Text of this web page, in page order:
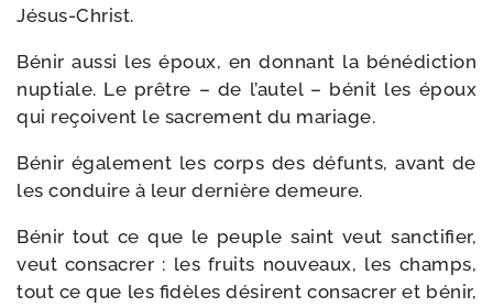
Jésus-Christ.
Bénir aus­si les époux, en don­nant la béné­dic­tion
nup­tiale. Le prêtre – de l’autel – bénit les époux
qui reçoivent le sacre­ment du mariage.
Bénir éga­le­ment les corps des défunts, avant de
les conduire à leur der­nière demeure.
Bénir tout ce que le peuple saint veut sanc­ti­fier,
veut consa­crer : les fruits nou­veaux, les champs,
tout ce que les fidèles dési­rent consa­crer et bénir,